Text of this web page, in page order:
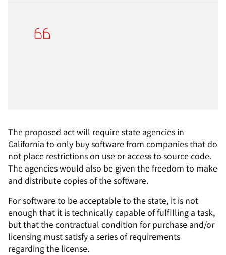
The proposed act will require state agencies in
California to only buy software from companies that do
not place restrictions on use or access to source code.
The agencies would also be given the freedom to make
and distribute copies of the software.
For software to be acceptable to the state, it is not
enough that it is technically capable of fulfilling a task,
but that the contractual condition for purchase and/or
licensing must satisfy a series of requirements
regarding the license.